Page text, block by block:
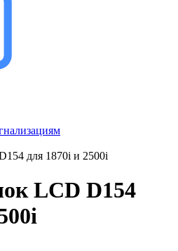
для 1870i и 2500i
LCD D154